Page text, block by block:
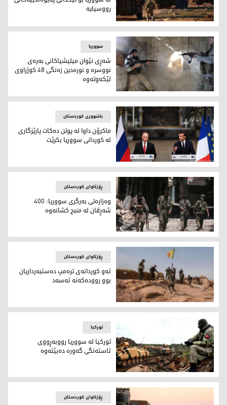
ئه‌فسه‌رێكى ئه‌مه‌ريكا: كشانه‌وه‌مان له‌ سووريا بۆ تێكدانى
رووسيايه‌
شه‌ڕى نێوان ميليشياكانى به‌ره‌ى نووسره‌ و نوره‌دين زه‌نگى 48 كوژراوى لێكه‌وته‌وه‌
سووریا
شه‌ڕى نێوان ميليشياكانى به‌ره‌ى
نووسره‌ و نوره‌دين زه‌نگى 48 كوژراوى
لێكه‌وته‌وه‌
ماكرۆن داوا له‌ پوتن ده‌كات پارێزگارى له‌ كوردانى سووريا بكرێت
باشووری کوردستان
ماكرۆن داوا له‌ پوتن ده‌كات پارێزگارى
له‌ كوردانى سووريا بكرێت
وه‌زاره‌تى به‌رگرى سووريا: 400 شه‌ڕڤان له‌ منبج كشانه‌وه‌
ڕۆژئاوای کوردستان
وه‌زاره‌تى به‌رگرى سووريا: 400
شه‌ڕڤان له‌ منبج كشانه‌وه‌
ئه‌و كوردانه‌ى تره‌مپ ده‌ستبه‌رداريان بوو رووده‌كه‌نه‌ ئه‌سه‌د
ڕۆژئاوای کوردستان
ئه‌و كوردانه‌ى تره‌مپ ده‌ستبه‌رداريان
بوو رووده‌كه‌نه‌ ئه‌سه‌د
توركيا له‌ سووريا رووبه‌ڕووى ئاسته‌نگى گه‌وره‌ ده‌بێته‌وه‌
تورکیا
توركيا له‌ سووريا رووبه‌ڕووى
ئاسته‌نگى گه‌وره‌ ده‌بێته‌وه‌
ڕۆژئاوای کوردستان